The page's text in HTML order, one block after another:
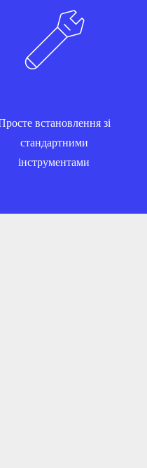
встановлення зі
стандартними
інструментами